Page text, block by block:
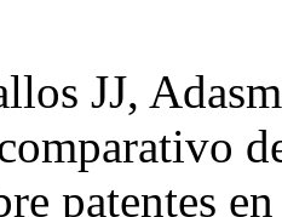
JJ,
patentes